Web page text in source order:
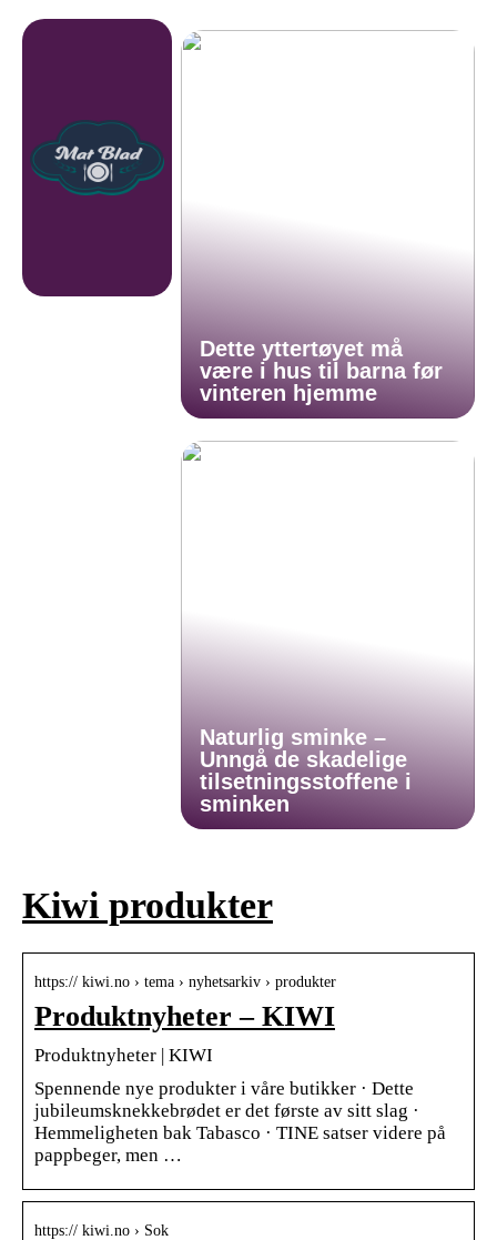
Dette yttertøyet må
være i hus til barna før
vinteren hjemme
Naturlig sminke –
Unngå de skadelige
tilsetningsstoffene i
sminken
Kiwi produkter
https:// kiwi.no › tema › nyhetsarkiv › produkter
Produktnyheter – KIWI
Produktnyheter | KIWI
Spennende nye produkter i våre butikker · Dette
jubileumsknekkebrødet er det første av sitt slag ·
Hemmeligheten bak Tabasco · TINE satser videre på
pappbeger, men …
https:// kiwi.no › Sok